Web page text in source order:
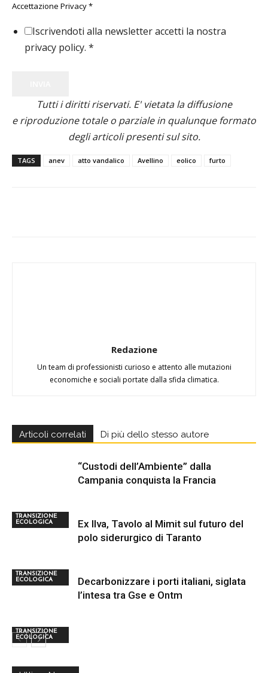
Accettazione Privacy*
Iscrivendoti alla newsletter accetti la nostra
privacy policy. *
Tutti i diritti riservati. E' vietata la diffusione
e riproduzione totale o parziale in qualunque formato
degli articoli presenti sul sito.
TAGS anev atto vandalico Avellino eolico furto
Redazione
Un team di professionisti curioso e attento alle mutazioni
economiche e sociali portate dalla sfida climatica.
Articoli correlati Di più dello stesso autore
TRANSIZIONE
ECOLOGICA
“Custodi dell’Ambiente” dalla
Campania conquista la Francia
TRANSIZIONE
ECOLOGICA
Ex Ilva, Tavolo al Mimit sul futuro del
polo siderurgico di Taranto
TRANSIZIONE
ECOLOGICA
Decarbonizzare i porti italiani, siglata
l’intesa tra Gse e Ontm